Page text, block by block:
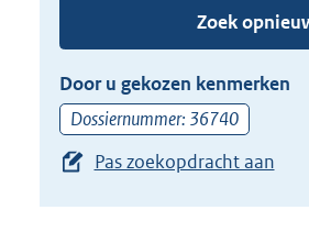
(dossier)nummer
in
of
de
pijl
beneden
toets
Zoek
Door u gekozen kenmerken
Dossiernummer: 36740
Pas zoekopdracht aan